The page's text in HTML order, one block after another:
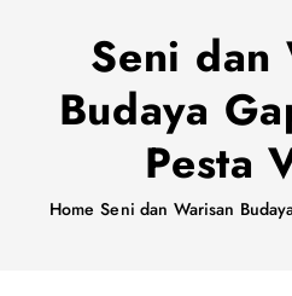
Seni dan
Budaya
Pesta
Home Seni dan Warisan